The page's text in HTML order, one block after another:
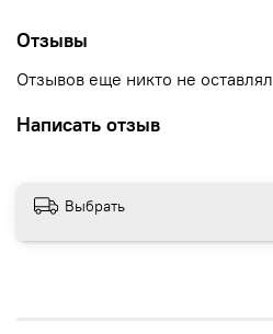
Отзывы
Отзывов еще никто не оставлял
Написать отзыв
Выбрать